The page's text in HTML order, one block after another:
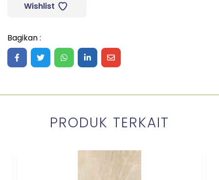
Wishlist
Bagikan :
Share on Facebook
Share on Twitter
Share on WhatsApp
Share on LinkedIn
Share on Mail
PRODUK TERKAIT